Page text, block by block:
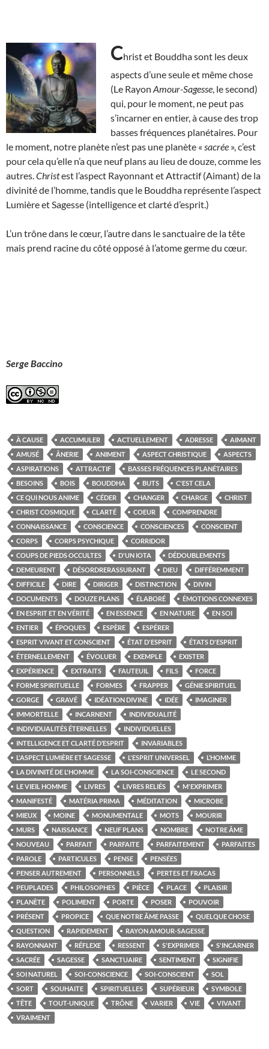
Christ et Bouddha sont les deux
aspects d’une seule et même chose
(Le Rayon Amour-Sagesse , le second)
qui, pour le moment, ne peut pas
s’incarner en entier, à cause des trop
basses fréquences planétaires. Pour
le moment, notre planète n’est pas une planète « sacrée », c’est
pour cela qu’elle n’a que neuf plans au lieu de douze, comme les
autres. Christest l’aspect Rayonnant et Attractif (Aimant) de la
divinité de l’homme, tandis que le Bouddha représente l’aspect
Lumière et Sagesse (intelligence et clarté d’esprit.)
L’un trône dans le cœur, l’autre dans le sanctuaire de la tête
mais prend racine du côté opposé à l’atome germe du cœur.
Serge Baccino
À CAUSE ACCUMULER ACTUELLEMENT ADRESSE
AIMANT
AMUSÉ
ÂNERIE ANIMENT ASPECT CHRISTIQUE
ASPECTS
ASPIRATIONS
ATTRACTIF
BASSES FRÉQUENCES PLANÉTAIRES
BESOINS
BOIS BOUDDHA BUTS
C'EST CELA
CE QUI NOUS ANIME
CÉDER CHANGER CHARGE
CHRIST
CHRIST COSMIQUE
CLARTÉ COEUR
COMPRENDRE
CONNAISSANCE
CONSCIENCE CONSCIENCES
CONSCIENT
CORPS
CORPS PSYCHIQUE
CORRIDOR
COUPS DE PIEDS OCCULTES
D'UN IOTA
DÉDOUBLEMENTS
DEMEURENT
DÉSORDRERASSURANT DIEU
DIFFÉREMMENT
DIFFICILE
DIRE DIRIGER DISTINCTION
DIVIN
DOCUMENTS
DOUZE PLANS ÉLABORÉ
ÉMOTIONS CONNEXES
EN ESPRIT ET EN VÉRITÉ
EN ESSENCE EN NATURE
EN SOI
ENTIER
ÉPOQUES ESPÈRE
ESPÉRER
ESPRIT VIVANT ET CONSCIENT
ÉTAT D'ESPRIT
ÉTATS D'ESPRIT
ÉTERNELLEMENT
ÉVOLUER EXEMPLE
EXISTER
EXPÉRIENCE
EXTRAITS FAUTEUIL FILS
FORCE
FORME SPIRITUELLE
FORMES FRAPPER
GÉNIE SPIRITUEL
GORGE
GRAVÉ IDÉATION DIVINE IDÉE
IMAGINER
IMMORTELLE
INCARNENT
INDIVIDUALITÉ
INDIVIDUALITÉS ÉTERNELLES
INDIVIDUELLES
INTELLIGENCE ET CLARTÉ D’ESPRIT
INVARIABLES
L'ASPECT LUMIÈRE ET SAGESSE
L'ESPRIT UNIVERSEL
L’HOMME
LA DIVINITÉ DE L'HOMME
LA SOI-CONSCIENCE
LE SECOND
LE VIEIL HOMME
LIVRES LIVRES RELIÉS
M'EXPRIMER
MANIFESTÉ
MATÉRIA PRIMA MÉDITATION
MICROBE
MIEUX
MOINE MONUMENTALE MOTS
MOURIR
MURS
NAISSANCE NEUF PLANS NOMBRE
NOTRE ÂME
NOUVEAU
PARFAIT PARFAITE PARFAITEMENT
PARFAITES
PAROLE
PARTICULES PENSE
PENSÉES
PENSER AUTREMENT
PERSONNELS
PERTES ET FRACAS
PEUPLADES
PHILOSOPHES PIÈCE PLACE
PLAISIR
PLANÈTE
POLIMENT PORTE POSER
POUVOIR
PRÉSENT
PROPICE QUE NOTRE ÂME PASSE
QUELQUE CHOSE
QUESTION
RAPIDEMENT
RAYON AMOUR-SAGESSE
RAYONNANT
RÉFLEXE RESSENT S'EXPRIMER
S'INCARNER
SACRÉE
SAGESSE SANCTUAIRE SENTIMENT
SIGNIFIE
SOI NATUREL
SOI-CONSCIENCE SOI-CONSCIENT
SOL
SORT
SOUHAITE SPIRITUELLES SUPÉRIEUR
SYMBOLE
TÊTE
TOUT-UNIQUE TRÔNE VARIER VIE
VIVANT
VRAIMENT